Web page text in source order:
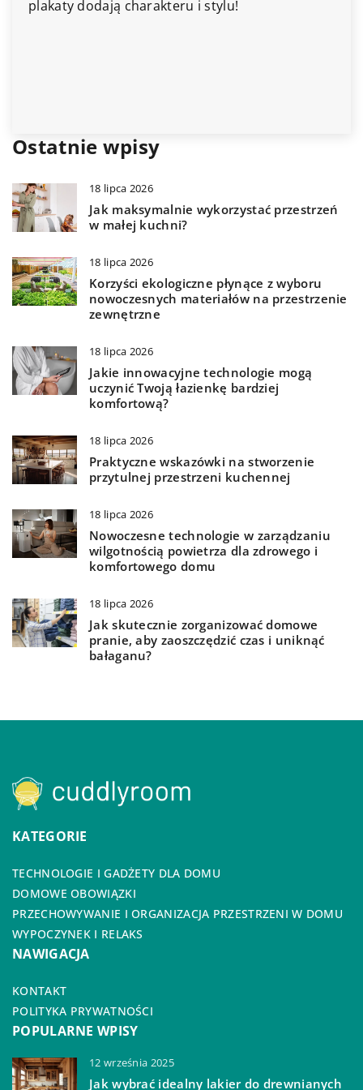
narzędzie, które znacznie ułatwia
Ostatnie wpisy
18 lipca 2026
Jak maksymalnie wykorzystać przestrzeń
w małej kuchni?
18 lipca 2026
Korzyści ekologiczne płynące z wyboru
nowoczesnych materiałów na przestrzenie
zewnętrzne
18 lipca 2026
Jakie innowacyjne technologie mogą
uczynić Twoją łazienkę bardziej
komfortową?
18 lipca 2026
Praktyczne wskazówki na stworzenie
przytulnej przestrzeni kuchennej
18 lipca 2026
Nowoczesne technologie w zarządzaniu
wilgotnością powietrza dla zdrowego i
komfortowego domu
18 lipca 2026
Jak skutecznie zorganizować domowe
pranie, aby zaoszczędzić czas i uniknąć
bałaganu?
KATEGORIE
TECHNOLOGIE I GADŻETY DLA DOMU
DOMOWE OBOWIĄZKI
PRZECHOWYWANIE I ORGANIZACJA PRZESTRZENI W DOMU
WYPOCZYNEK I RELAKS
NAWIGACJA
KONTAKT
POLITYKA PRYWATNOŚCI
POPULARNE WPISY
12 września 2025
Jak wybrać idealny lakier do drewnianych